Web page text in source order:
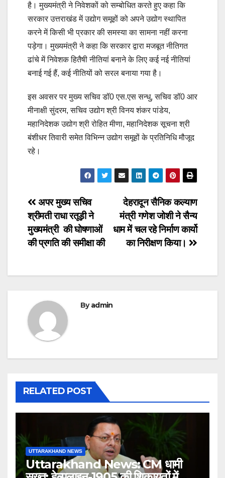
है। मुख्यमंत्री ने निवेशकों को सम्बोधित करते हुए कहा कि
सरकार उत्तराखंड में उद्योग समूहों को अपने उद्योग स्थापित
करने में किसी भी प्रकार की समस्या का सामना नहीं करना
पड़ेगा। मुख्यमंत्री ने कहा कि सरकार द्वारा मजबूत नीतिगत
ढांचे में निवेशक हितैषी नीतियां बनाने के लिए कई नई नीतियां
बनाई गई हैं, कई नीतियों को सरल बनाया गया है।
इस अवसर पर मुख्य सचिव डॉ0 एस.एस सन्धु, सचिव डॉ0 आर
मीनाक्षी सुंदरम, सचिव उद्योग श्री विनय शंकर पांडेय,
महानिदेशक उद्योग श्री रोहित मीणा, महानिदेशक सूचना श्री
बंशीधर तिवारी समेत विभिन्न उद्योग समूहों के प्रतिनिधि मौजूद
रहे।
Post
navigation
देहरादून सैनिक कल्याण
मंत्री गणेश जोशी ने सैन्य
धाम में चल रहे निर्माण कार्यो
का निरीक्षण किया।
अपर मुख्य सचिव
श्रीमती राधा रतूड़ी ने
मुख्यमंत्री की घोषणाओं
की प्रगति की समीक्षा की
Byadmin
RELATED POST
UTTARAKHAND NEWS
Uttarakhand News: CM धामी